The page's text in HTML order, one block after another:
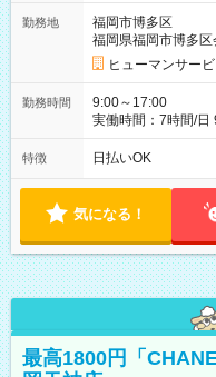
ど）は、ご希望状況
す。応募時に、ご相談頂
勤務地
福岡市博多区
福岡県福岡市博多
ヒューマンサー
勤務時間
9:00～17:00
実働時間：7時間/日 9:00～
の調整も受けたま
にご相談・お問い
特徴 日払いOK
気になる！
最高1800円「